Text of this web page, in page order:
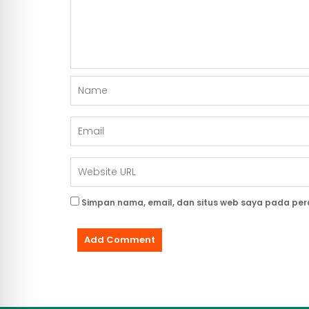
Simpan nama, email, dan situs web saya pada